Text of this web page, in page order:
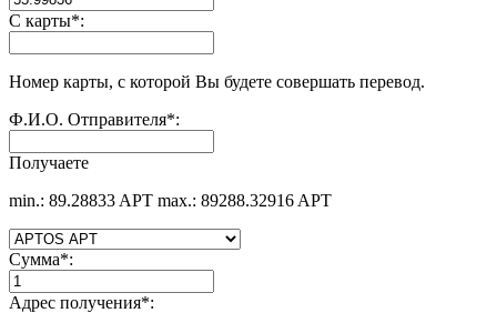
С карты*:
Номер карты, с которой Вы будете совершать перевод.
Ф.И.О. Отправителя*:
Получаете
min.: 89.28833 APT max.: 89288.32916 APT
Сумма*:
Адрес получения*: